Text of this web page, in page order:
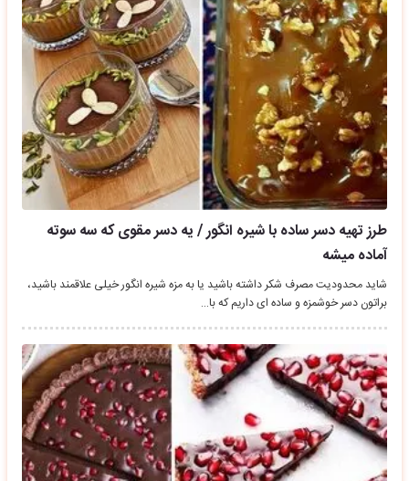
طرز تهیه دسر ساده با شیره انگور / یه دسر مقوی که سه سوته
آماده میشه
شاید محدودیت مصرف شکر داشته باشید یا به مزه شیره انگور خیلی علاقمند باشید،
براتون دسر خوشمزه و ساده ای داریم که با…